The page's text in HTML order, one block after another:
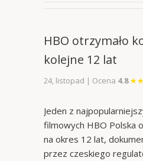
HBO otrzymało
kolejne 12 lat
24, listopad | Ocena 4.8
Jeden z
filmowych HBO Polska
na okres 12 lat,
przez czeskiego